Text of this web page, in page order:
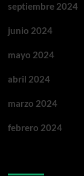
septiembre 2024
junio 2024
mayo 2024
abril 2024
marzo 2024
febrero 2024